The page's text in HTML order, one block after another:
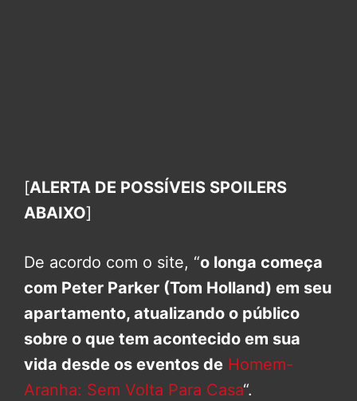
[ALERTA DE POSSÍVEIS SPOILERS
ABAIXO]
De acordo com o site, “o longa começa
com Peter Parker (Tom Holland) em seu
apartamento, atualizando o público
sobre o que tem acontecido em sua
vida desde os eventos de Homem-
Aranha: Sem Volta Para Casa“.